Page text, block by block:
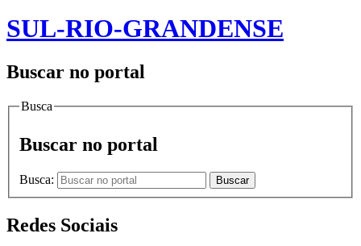
SUL-RIO-GRANDENSE
Buscar no portal
Busca
Buscar no portal
Busca: Buscar
Redes Sociais